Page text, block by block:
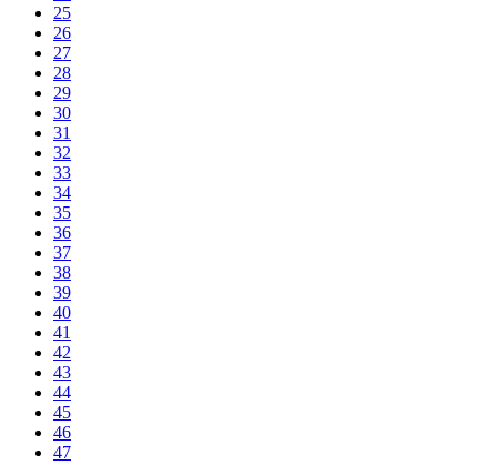
25
26
27
28
29
30
31
32
33
34
35
36
37
38
39
40
41
42
43
44
45
46
47